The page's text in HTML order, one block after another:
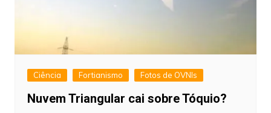
Ciência Fortianismo Fotos de OVNIs
Nuvem Triangular cai sobre Tóquio?